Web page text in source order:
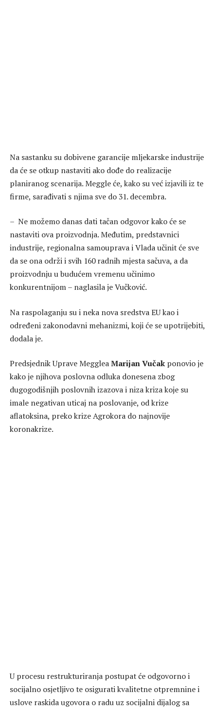
Na sastanku su dobivene garancije mljekarske industrije
da će se otkup nastaviti ako dođe do realizacije
planiranog scenarija. Meggle će, kako su već izjavili iz te
firme, sarađivati s njima sve do 31. decembra.
– Ne možemo danas dati tačan odgovor kako će se
nastaviti ova proizvodnja. Međutim, predstavnici
industrije, regionalna samouprava i Vlada učinit će sve
da se ona održi i svih 160 radnih mjesta sačuva, a da
proizvodnju u budućem vremenu učinimo
konkurentnijom – naglasila je Vučković.
Na raspolaganju su i neka nova sredstva EU kao i
određeni zakonodavni mehanizmi, koji će se upotrijebiti,
dodala je.
Predsjednik Uprave MeggleaMarijan Vučak ponovio je
kako je njihova poslovna odluka donesena zbog
dugogodišnjih poslovnih izazova i niza kriza koje su
imale negativan uticaj na poslovanje, od krize
aflatoksina, preko krize Agrokora do najnovije
koronakrize.
U procesu restrukturiranja postupat će odgovorno i
socijalno osjetljivo te osigurati kvalitetne otpremnine i
uslove raskida ugovora o radu uz socijalni dijalog sa